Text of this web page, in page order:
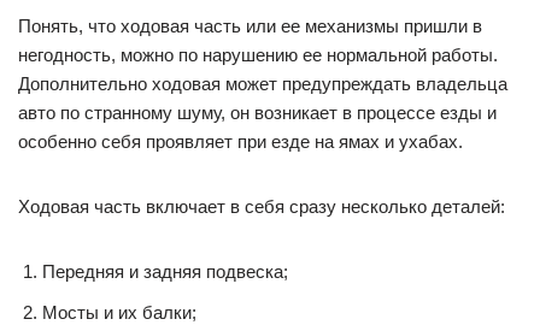
Понять, что ходовая часть или ее механизмы пришли в
негодность, можно по нарушению ее нормальной работы.
Дополнительно ходовая может предупреждать владельца
авто по странному шуму, он возникает в процессе езды и
особенно себя проявляет при езде на ямах и ухабах.
Ходовая часть включает в себя сразу несколько деталей:
Передняя и задняя подвеска;
Мосты и их балки;